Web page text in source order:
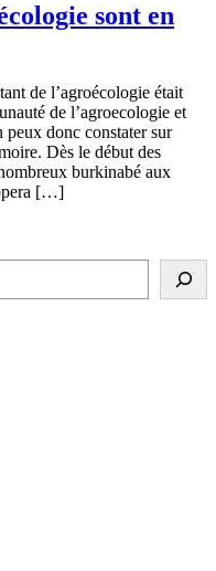
sont en
de l’agroécologie était
de l’agroecologie et
peux donc constater sur
Dès le début des
burkinabé aux
[…]